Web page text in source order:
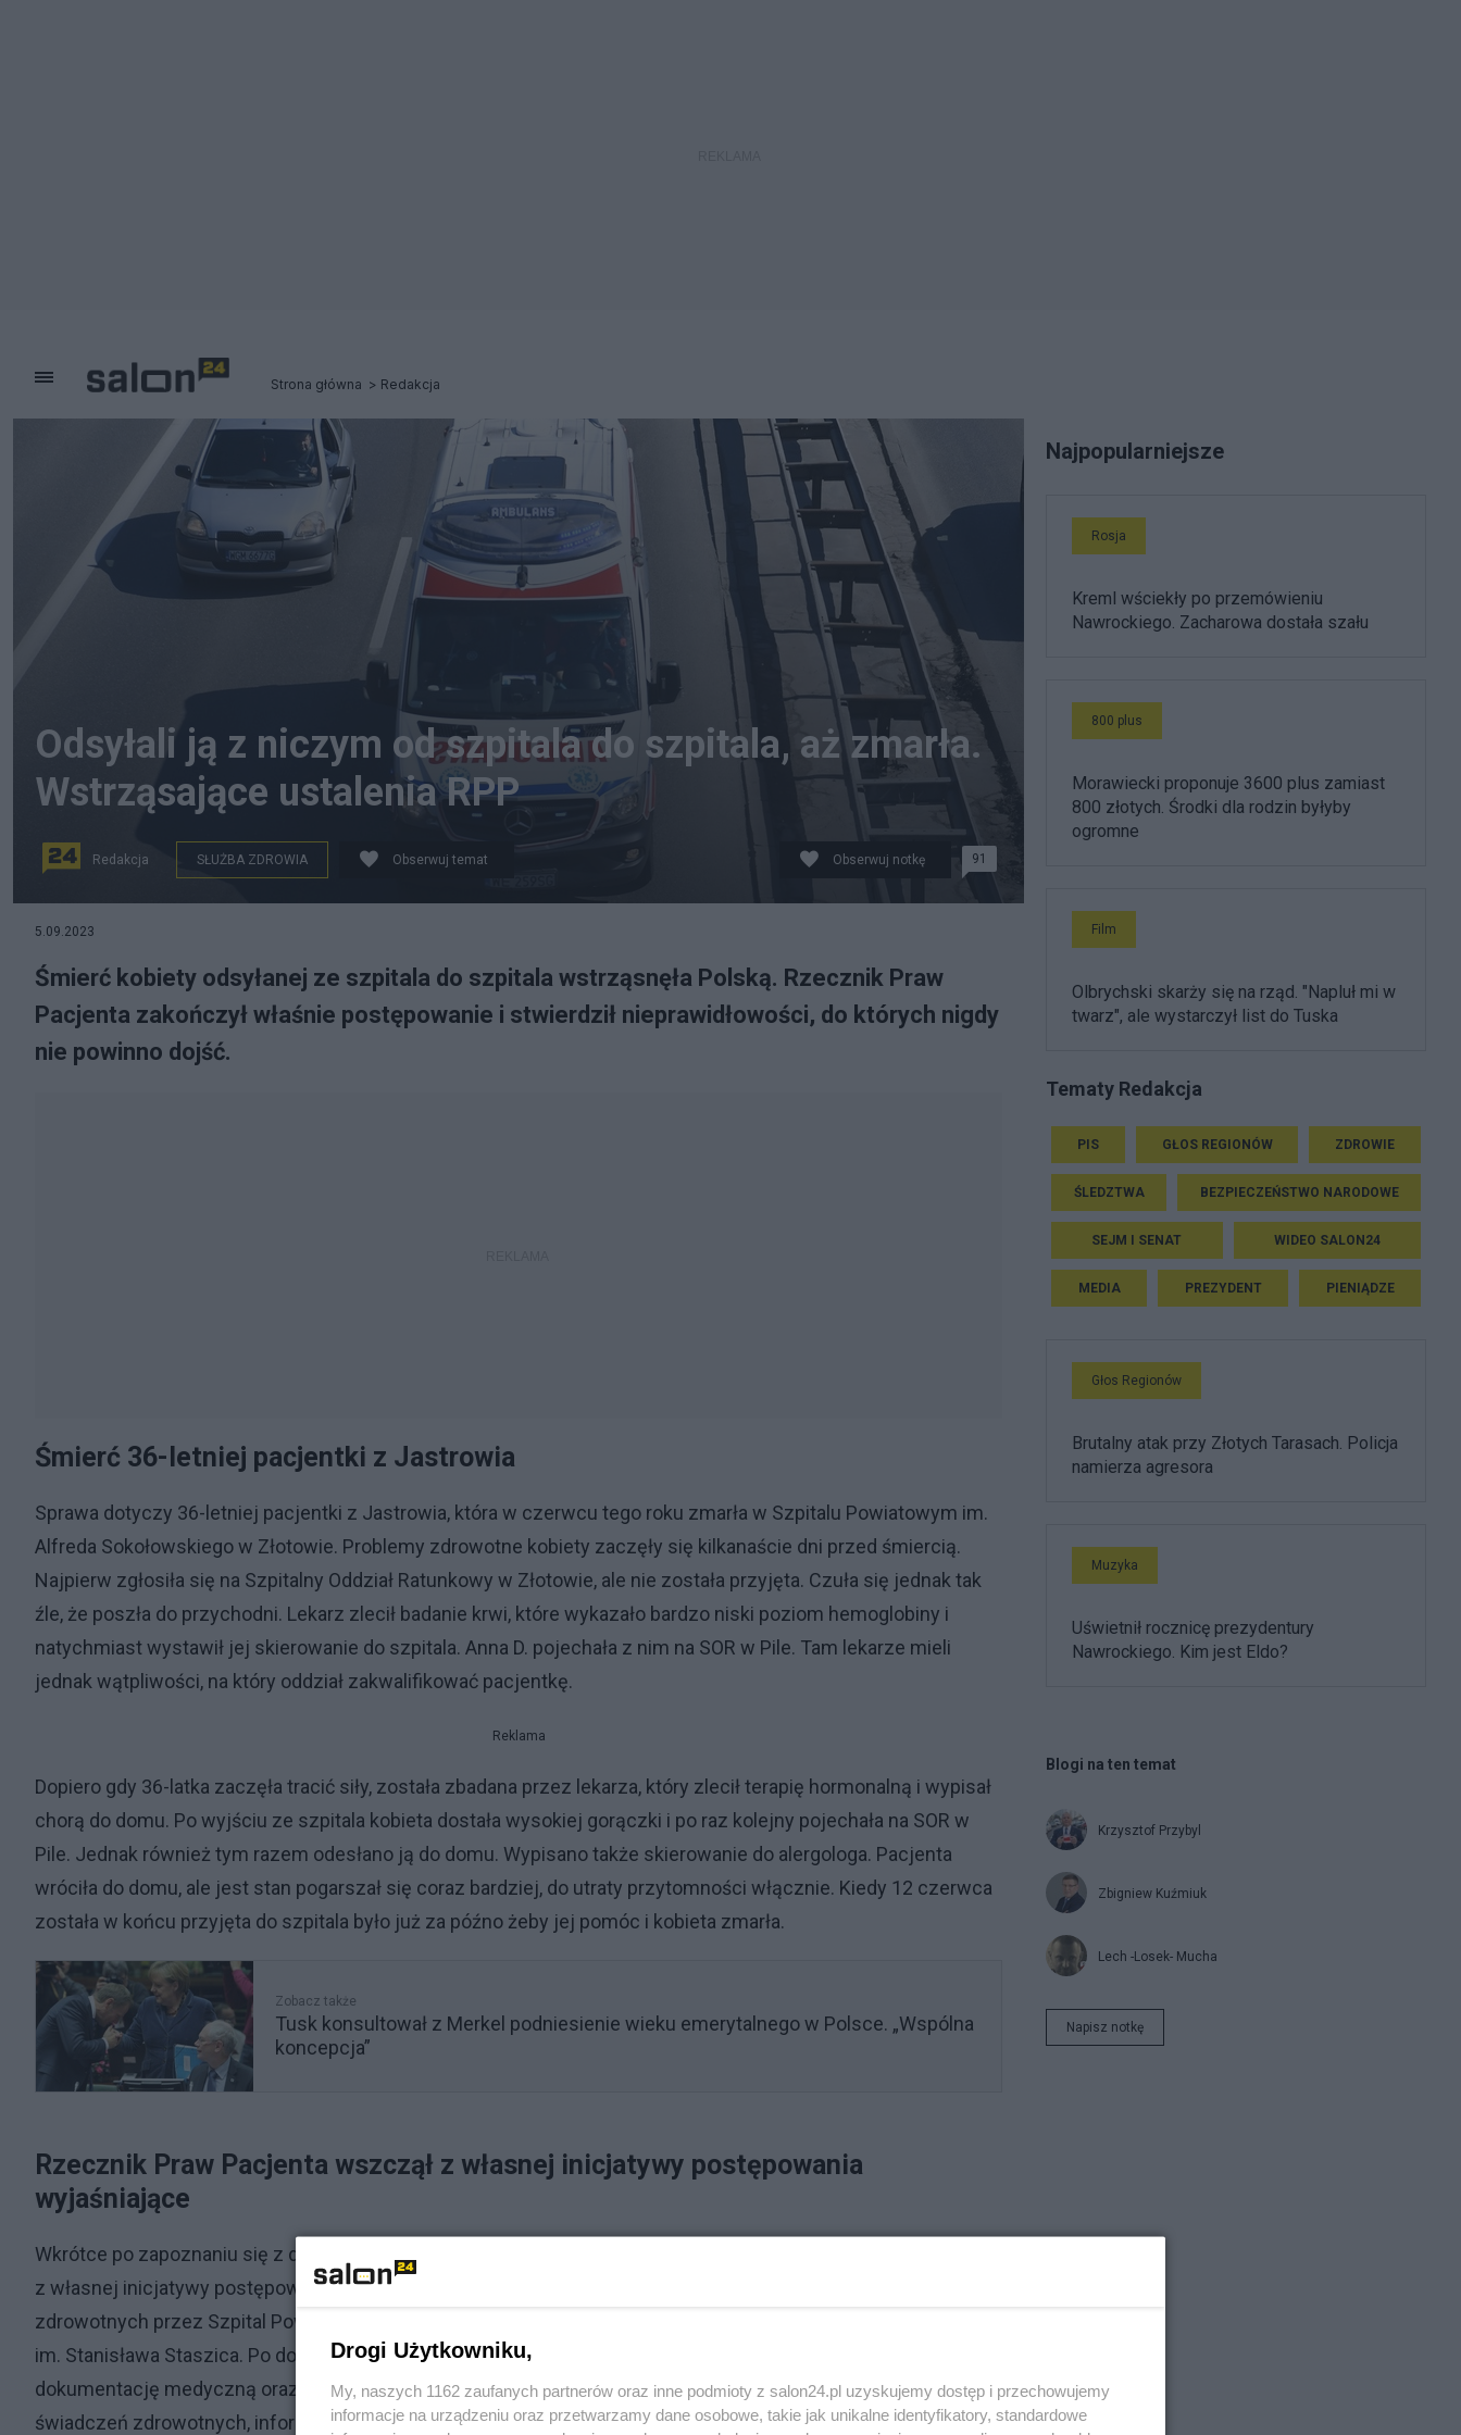
Strona główna Redakcja
Odsyłali ją z niczym od szpitala do szpitala, aż zmarła.
Wstrząsające ustalenia RPP
Redakcja SŁUŻBA ZDROWIA Obserwuj temat Obserwuj notkę 91
5.09.2023
Śmierć kobiety odsyłanej ze szpitala do szpitala wstrząsnęła Polską. Rzecznik Praw
Pacjenta zakończył właśnie postępowanie i stwierdził nieprawidłowości, do których nigdy
nie powinno dojść.
Śmierć 36-letniej pacjentki z Jastrowia
Sprawa dotyczy 36-letniej pacjentki z Jastrowia, która w czerwcu tego roku zmarła w Szpitalu Powiatowym im.
Alfreda Sokołowskiego w Złotowie. Problemy zdrowotne kobiety zaczęły się kilkanaście dni przed śmiercią.
Najpierw zgłosiła się na Szpitalny Oddział Ratunkowy w Złotowie, ale nie została przyjęta. Czuła się jednak tak
źle, że poszła do przychodni. Lekarz zlecił badanie krwi, które wykazało bardzo niski poziom hemoglobiny i
natychmiast wystawił jej skierowanie do szpitala. Anna D. pojechała z nim na SOR w Pile. Tam lekarze mieli
jednak wątpliwości, na który oddział zakwalifikować pacjentkę.
Reklama
Dopiero gdy 36-latka zaczęła tracić siły, została zbadana przez lekarza, który zlecił terapię hormonalną i wypisał
chorą do domu. Po wyjściu ze szpitala kobieta dostała wysokiej gorączki i po raz kolejny pojechała na SOR w
Pile. Jednak również tym razem odesłano ją do domu. Wypisano także skierowanie do alergologa. Pacjenta
wróciła do domu, ale jest stan pogarszał się coraz bardziej, do utraty przytomności włącznie. Kiedy 12 czerwca
została w końcu przyjęta do szpitala było już za późno żeby jej pomóc i kobieta zmarła.
Zobacz także
Tusk konsultował z Merkel podniesienie wieku emerytalnego w Polsce. „Wspólna
koncepcja”
Rzecznik Praw Pacjenta wszczął z własnej inicjatywy postępowania
wyjaśniające
Wkrótce po zapoznaniu się z doniesieniami medialnymi w tej sprawie Rzecznik Praw Pacjenta wszczął
z własnej inicjatywy postępowania wyjaśniające. Dotyczyły naruszenia prawa pacjentki, do świadczeń
zdrowotnych przez Szpital Powiatowy im. Alfreda Sokołowskiego w Złotowie oraz Szpital Specjalistyczny w Pile
im. Stanisława Staszica. Po dokładnym zbadaniu sprawy, zasięgnięciu opinii licznych specjalistów, w oparciu o
dokumentację medyczną oraz analizę wyjaśnień szpitali stwierdził liczne naruszenia prawa pacjenta do
świadczeń zdrowotnych, informacji o swoim stanie zdrowia, w tym rozpoznaniu proponowanych oraz
Najpopularniejsze
Rosja
Kreml wściekły po przemówieniu
Nawrockiego. Zacharowa dostała szału
800 plus
Morawiecki proponuje 3600 plus zamiast
800 złotych. Środki dla rodzin byłyby
ogromne
Film
Olbrychski skarży się na rząd. "Napluł mi w
twarz", ale wystarczył list do Tuska
Tematy Redakcja
PIS GŁOS REGIONÓW ZDROWIE
ŚLEDZTWA BEZPIECZEŃSTWO NARODOWE
SEJM I SENAT WIDEO SALON24
MEDIA PREZYDENT PIENIĄDZE
Głos Regionów
Brutalny atak przy Złotych Tarasach. Policja
namierza agresora
Muzyka
Uświetnił rocznicę prezydentury
Nawrockiego. Kim jest Eldo?
Blogi na ten temat
Krzysztof Przybyl
Zbigniew Kuźmiuk
Lech -Losek- Mucha
Napisz notkę
Drogi Użytkowniku,
My, naszych 1162 zaufanych partnerów oraz inne podmioty z salon24.pl uzyskujemy dostęp i przechowujemy
informacje na urządzeniu oraz przetwarzamy dane osobowe, takie jak unikalne identyfikatory, standardowe